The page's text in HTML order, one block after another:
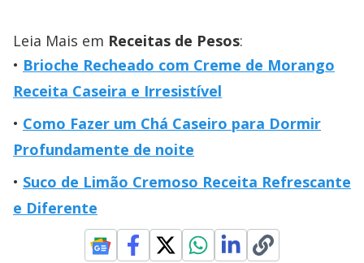
Leia Mais em Receitas de Pesos:
Brioche Recheado com Creme de Morango
Receita Caseira e Irresistível
Como Fazer um Chá Caseiro para Dormir
Profundamente de noite
Suco de Limão Cremoso Receita Refrescante
e Diferente